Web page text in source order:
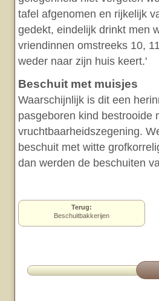
tafel afgenomen en rijkelijk
gedekt, eindelijk drinkt men
vriendinnen omstreeks 10,
weder naar zijn huis keert.'
Beschuit met muisjes
Waarschijnlijk is dit een
pasgeboren kind bestrooide
vruchtbaarheidszegening.
beschuit met witte
dan werden de beschuiten
Terug:
Beschuitbakkerijen